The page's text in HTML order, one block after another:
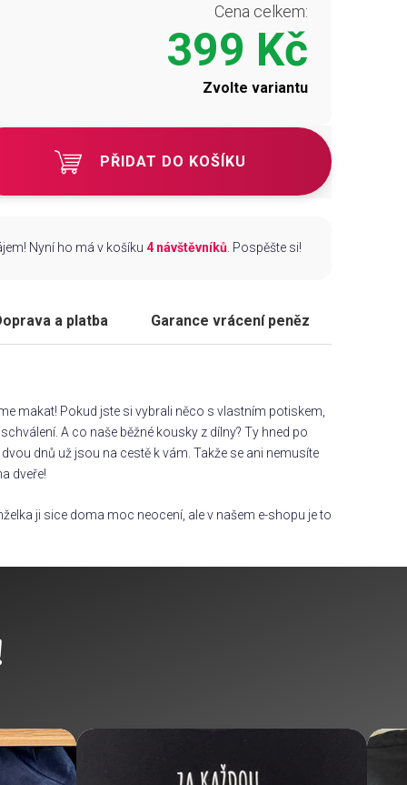
Cena celkem:
399 Kč
Zvolte variantu
PŘIDAT DO KOŠÍKU
Nyní ho má v košíku 4 návštěvníků. Pospěšte si!
a platba Garance vrácení peněz
makat! Pokud jste si vybrali něco s vlastním potiskem,
A co naše běžné kousky z dílny? Ty hned po
dnů už jsou na cestě k vám. Takže se ani nemusíte
dveře!
ji sice doma moc neocení, ale v našem e-shopu je to